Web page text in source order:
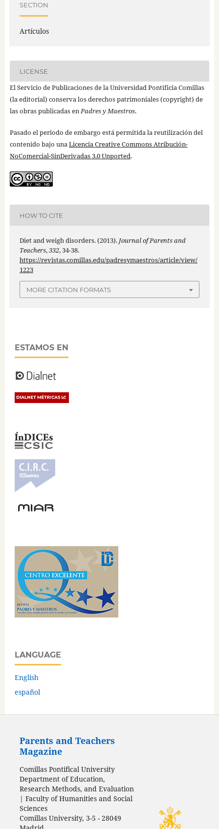
SECTION
Artículos
LICENSE
El Servicio de Publicaciones de la Universidad Pontificia Comillas
(la editorial) conserva los derechos patrimoniales (copyright) de
las obras publicadas enPadres y Maestros.
Pasado el periodo de embargo está permitida la reutilización del
contenido bajo unaLicencia Creative Commons Atribución-
NoComercial-SinDerivadas 3.0 Unported.
HOW TO CITE
Diet and weigh disorders. (2013). Journal of Parents and
Teachers,332, 34-38.
https://revistas.comillas.edu/padresymaestros/article/view/
1223
MORE CITATION FORMATS
ESTAMOS EN
LANGUAGE
English
español
Parents and Teachers
Magazine
Comillas Pontifical University
Department of Education,
Research Methods, and Evaluation
| Faculty of Humanities and Social
Sciences
Comillas University, 3-5 - 28049